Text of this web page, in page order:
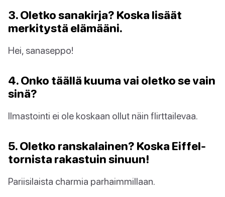
3. Oletko sanakirja? Koska lisäät
merkitystä elämääni.
Hei, sanaseppo!
4. Onko täällä kuuma vai oletko se vain
sinä?
Ilmastointi ei ole koskaan ollut näin flirttailevaa.
5. Oletko ranskalainen? Koska Eiffel-
tornista rakastuin sinuun!
Pariisilaista charmia parhaimmillaan.